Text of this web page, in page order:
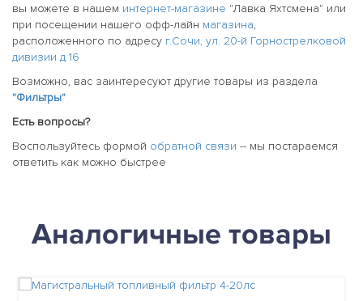
вы можете в нашем интернет-магазине "Лавка Яхтсмена" или
при посещении нашего офф-лайн магазина,
расположенного по адресу г.Сочи, ул. 20-й Горнострелковой
дивизии д 16
Возможно, вас заинтересуют другие товары из раздела
"Фильтры"
Есть вопросы?
Воспользуйтесь формой обратной связи -- мы постараемся
ответить как можно быстрее
Аналогичные товары